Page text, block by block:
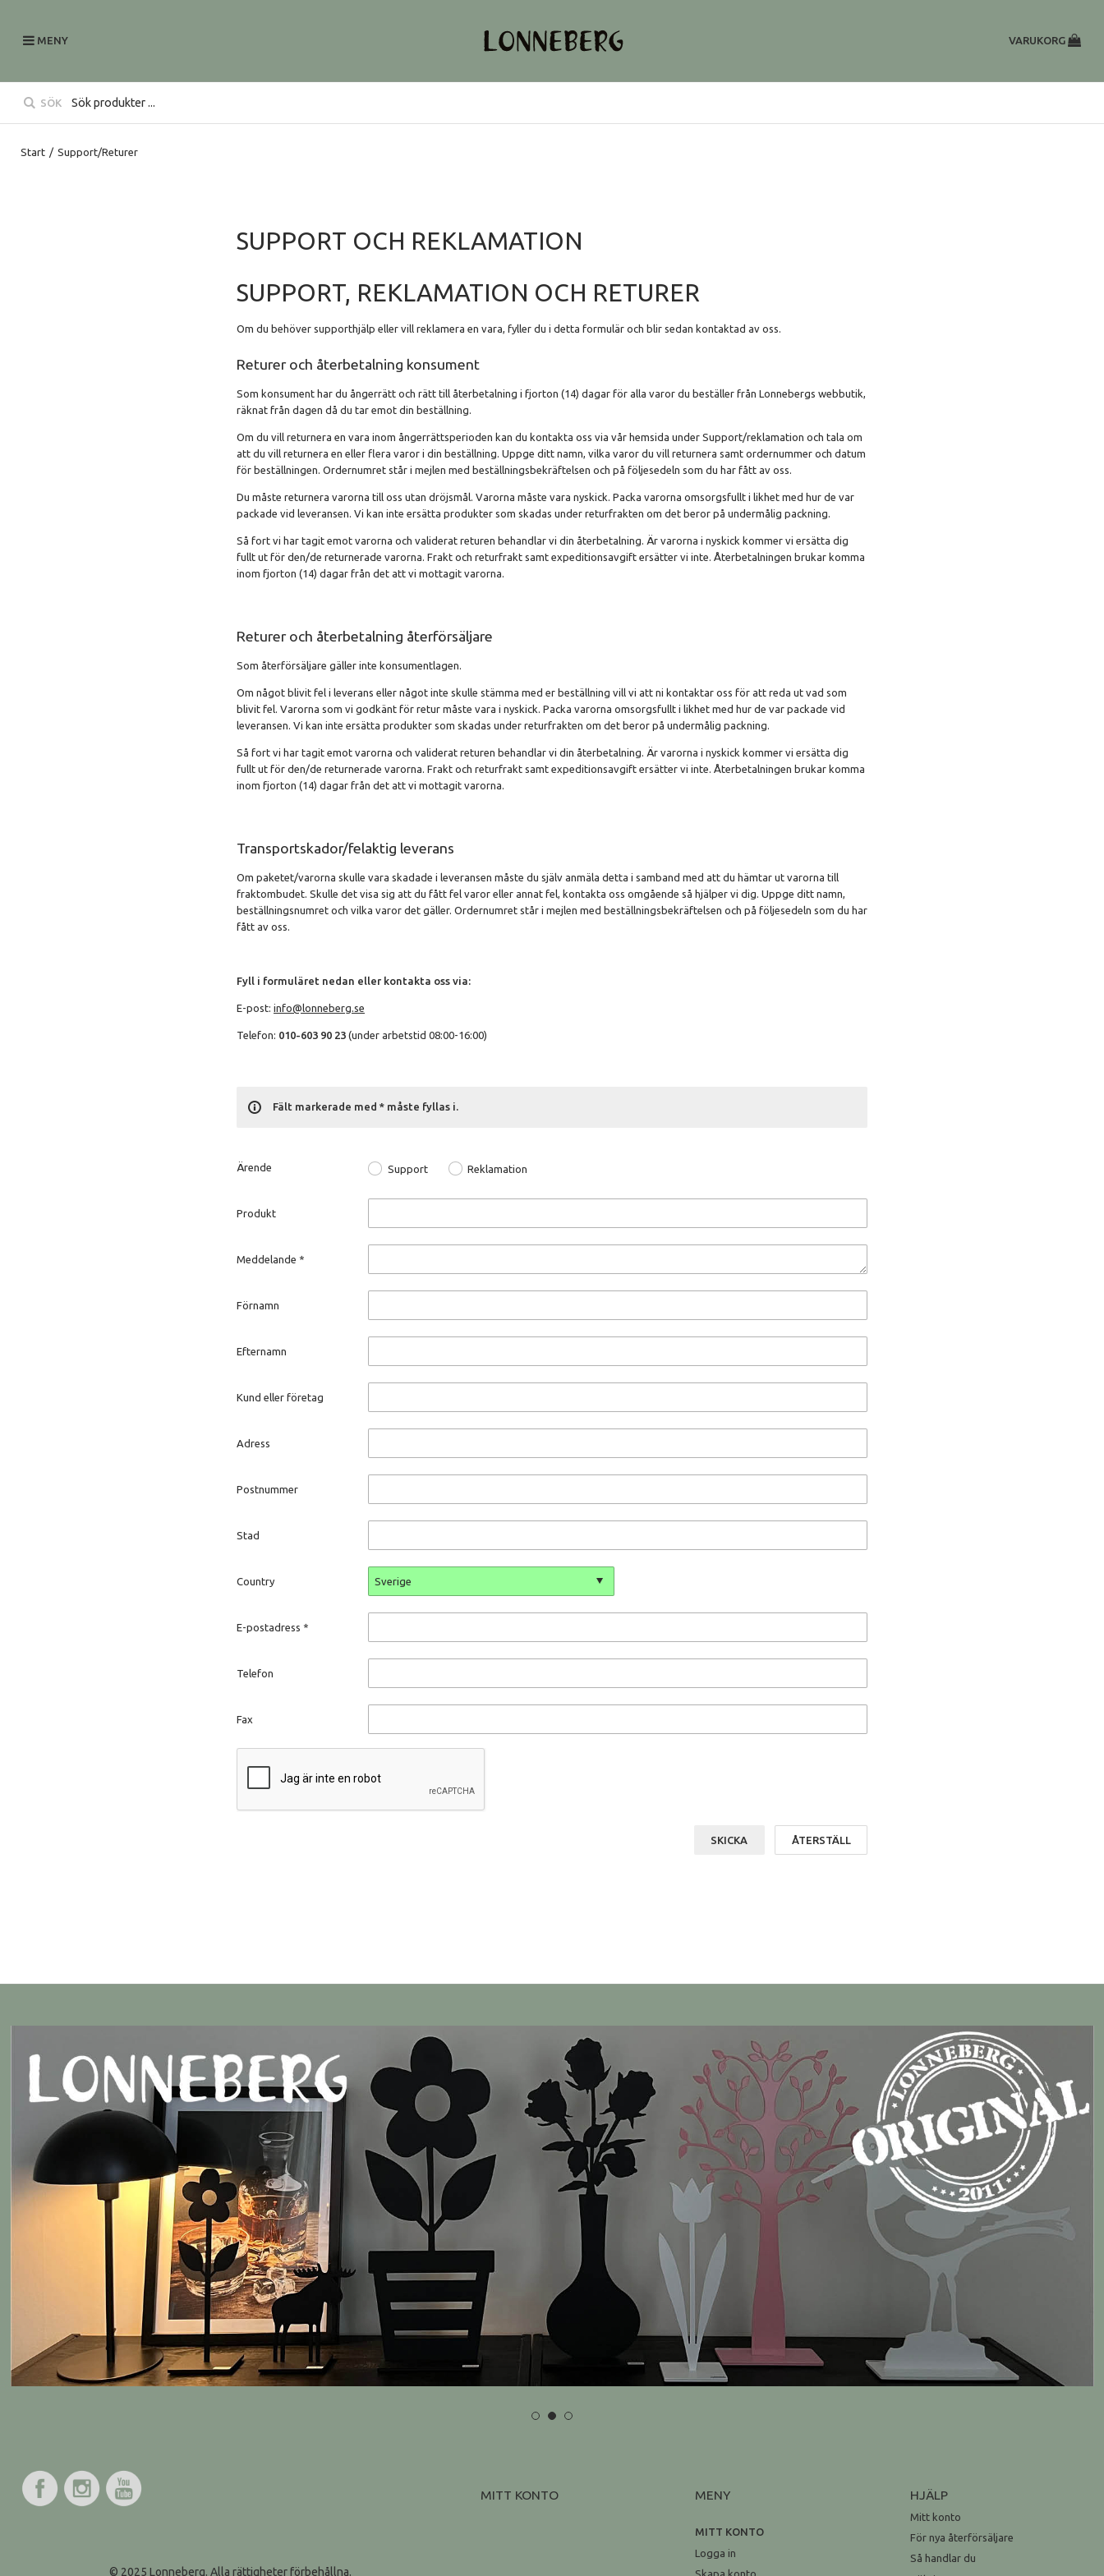
MENY VARUKORG
SÖK
Start / Support/Returer
SUPPORT OCH REKLAMATION
SUPPORT, REKLAMATION OCH RETURER
Om du behöver supporthjälp eller vill reklamera en vara, fyller du i detta formulär och blir sedan kontaktad av oss.
Returer och återbetalning konsument
Som konsument har du ångerrätt och rätt till återbetalning i fjorton (14) dagar för alla varor du beställer från Lonnebergs webbutik,
räknat från dagen då du tar emot din beställning.
Om du vill returnera en vara inom ångerrättsperioden kan du kontakta oss via vår hemsida under Support/reklamation och tala om
att du vill returnera en eller flera varor i din beställning. Uppge ditt namn, vilka varor du vill returnera samt ordernummer och datum
för beställningen. Ordernumret står i mejlen med beställningsbekräftelsen och på följesedeln som du har fått av oss.
Du måste returnera varorna till oss utan dröjsmål. Varorna måste vara nyskick. Packa varorna omsorgsfullt i likhet med hur de var
packade vid leveransen. Vi kan inte ersätta produkter som skadas under returfrakten om det beror på undermålig packning.
Så fort vi har tagit emot varorna och validerat returen behandlar vi din återbetalning. Är varorna i nyskick kommer vi ersätta dig
fullt ut för den/de returnerade varorna. Frakt och returfrakt samt expeditionsavgift ersätter vi inte. Återbetalningen brukar komma
inom fjorton (14) dagar från det att vi mottagit varorna.
Returer och återbetalning återförsäljare
Som återförsäljare gäller inte konsumentlagen.
Om något blivit fel i leverans eller något inte skulle stämma med er beställning vill vi att ni kontaktar oss för att reda ut vad som
blivit fel. Varorna som vi godkänt för retur måste vara i nyskick. Packa varorna omsorgsfullt i likhet med hur de var packade vid
leveransen. Vi kan inte ersätta produkter som skadas under returfrakten om det beror på undermålig packning.
Så fort vi har tagit emot varorna och validerat returen behandlar vi din återbetalning. Är varorna i nyskick kommer vi ersätta dig
fullt ut för den/de returnerade varorna. Frakt och returfrakt samt expeditionsavgift ersätter vi inte. Återbetalningen brukar komma
inom fjorton (14) dagar från det att vi mottagit varorna.
Transportskador/felaktig leverans
Om paketet/varorna skulle vara skadade i leveransen måste du själv anmäla detta i samband med att du hämtar ut varorna till
fraktombudet. Skulle det visa sig att du fått fel varor eller annat fel, kontakta oss omgående så hjälper vi dig. Uppge ditt namn,
beställningsnumret och vilka varor det gäller. Ordernumret står i mejlen med beställningsbekräftelsen och på följesedeln som du har
fått av oss.
Fyll i formuläret nedan eller kontakta oss via:
E-post: info@lonneberg.se
Telefon: 010-603 90 23 (under arbetstid 08:00-16:00)
Fält markerade med * måste fyllas i.
Ärende Support Reklamation
Produkt
Meddelande *
Förnamn
Efternamn
Kund eller företag
Adress
Postnummer
Stad
Country
E-postadress *
Telefon
Fax
© 2025 Lonneberg. Alla rättigheter förbehållna.
MITT KONTO MENY
MITT KONTO
Logga in
Skapa konto
HJÄLP
Mitt konto
För nya återförsäljare
Så handlar du